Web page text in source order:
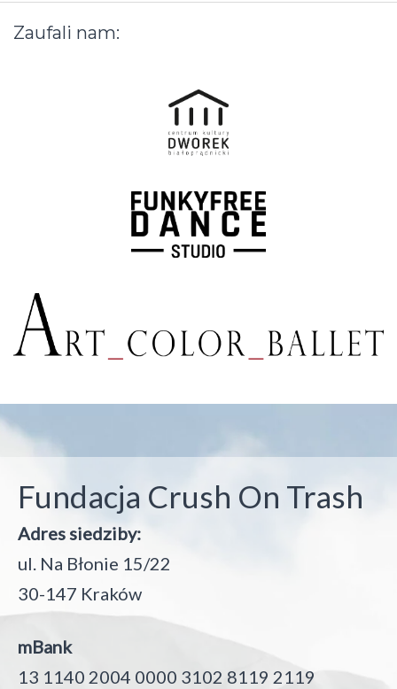
Zaufali nam:
Fundacja Crush On Trash
Adres siedziby:
ul. Na Błonie 15/22
30-147 Kraków
mBank
13 1140 2004 0000 3102 8119 2119